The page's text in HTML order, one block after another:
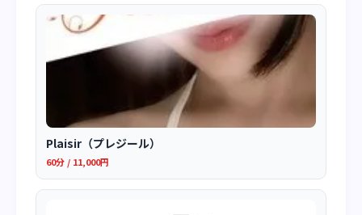
Plaisir（プレジール）
60分 / 11,000円